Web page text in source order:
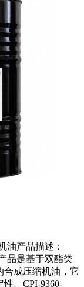
油产品描述：
品是基于双酯类
合成压缩机油，它
。CPI-9360-